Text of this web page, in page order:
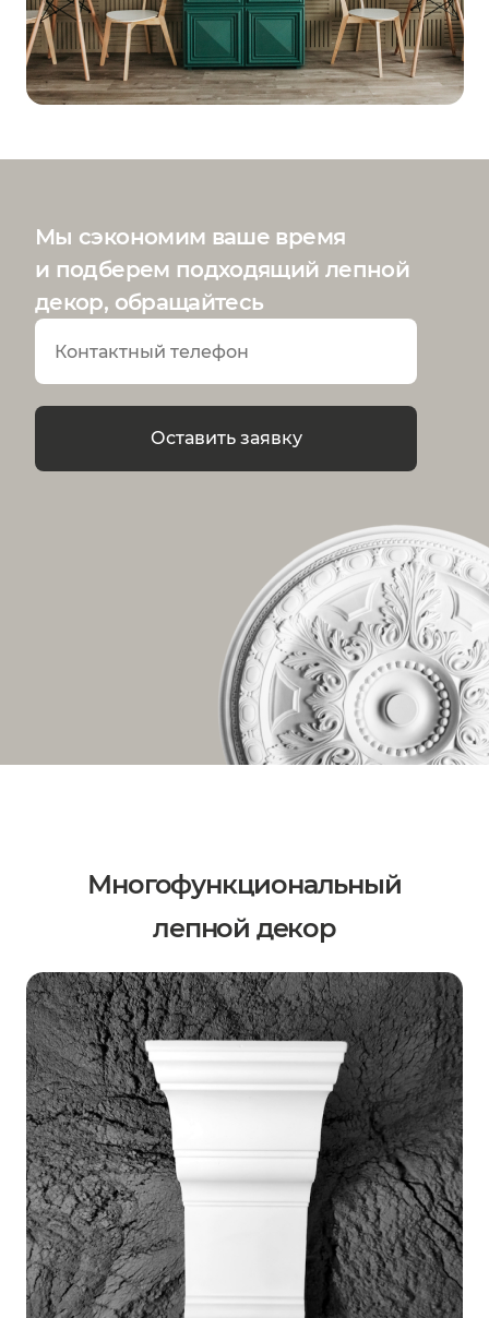
Мы сэкономим ваше время
и подберем подходящий лепной
декор, обращайтесь
Многофункциональный
лепной декор